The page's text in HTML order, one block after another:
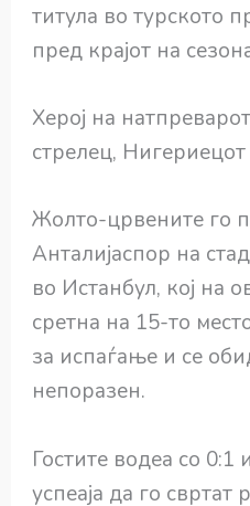
титула во турското
пред крајот на
Херој на
стрелец,
Жолто-црвените го
Анталијаспор на
во Истанбул, кој на
сретна на 15-то
за испаѓање и се
непоразен.
Гостите водеа со
успеаја да го свртат